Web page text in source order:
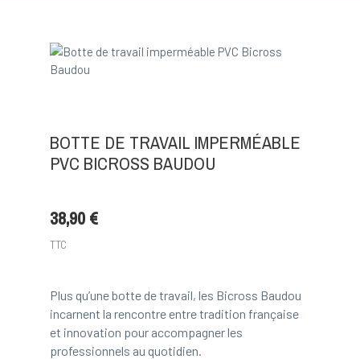
BOTTE DE TRAVAIL IMPERMÉABLE
PVC BICROSS BAUDOU
38,90 €
TTC
Plus qu’une botte de travail, les Bicross Baudou
incarnent la rencontre entre tradition française
et innovation pour accompagner les
professionnels au quotidien.